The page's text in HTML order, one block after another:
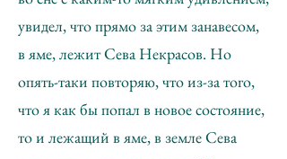
увидел, что прямо за этим занавесом,
в яме, лежит Сева Некрасов. Но
опять-таки повторяю, что из-за того,
что я как бы попал в новое состояние,
то и лежащий в яме, в земле Сева